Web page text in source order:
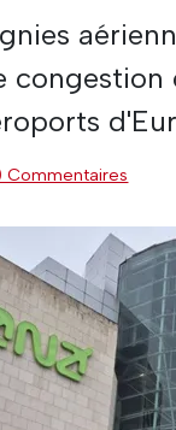
Commentaires